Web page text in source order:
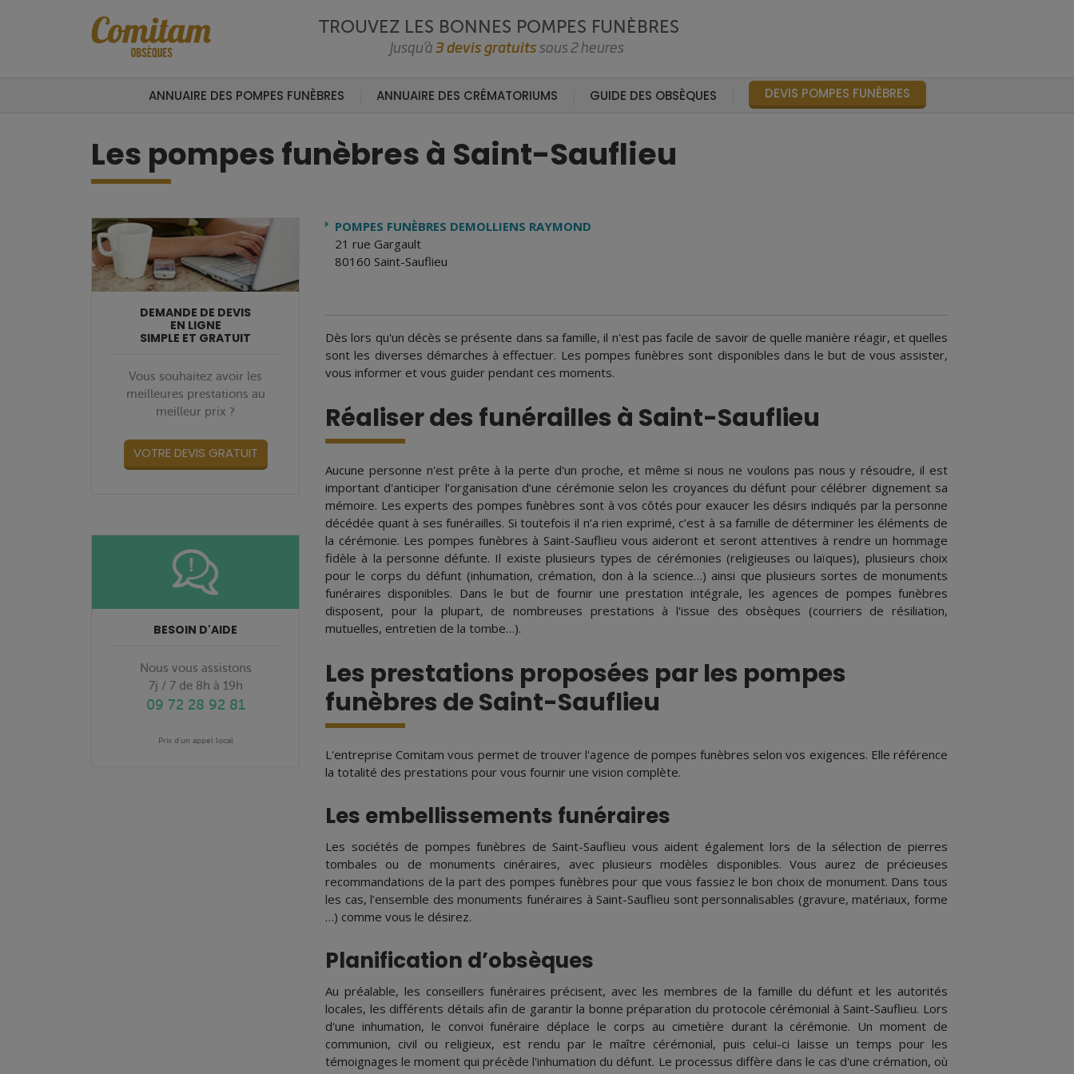
TROUVEZ LES BONNES POMPES FUNÈBRES
Jusqu’à3 devis gratuitssous 2 heures
ANNUAIRE DES POMPES FUNÈBRES ANNUAIRE DES CRÉMATORIUMS GUIDE DES OBSÈQUES DEVIS POMPES FUNÈBRES
Les pompes funèbres à Saint-Sauflieu
Dès lors qu'un décès se présente dans sa famille, il n'est pas facile de savoir de quelle manière réagir, et quelles
sont les diverses démarches à effectuer. Les pompes funèbres sont disponibles dans le but de vous assister,
vous informer et vous guider pendant ces moments.
Réaliser des funérailles à Saint-Sauflieu
Aucune personne n'est prête à la perte d'un proche, et même si nous ne voulons pas nous y résoudre, il est
important d'anticiper l’organisation d’une cérémonie selon les croyances du défunt pour célébrer dignement sa
mémoire. Les experts des pompes funèbres sont à vos côtés pour exaucer les désirs indiqués par la personne
décédée quant à ses funérailles. Si toutefois il n’a rien exprimé, c’est à sa famille de déterminer les éléments de
la cérémonie. Les pompes funèbres à Saint-Sauflieu vous aideront et seront attentives à rendre un hommage
fidèle à la personne défunte. Il existe plusieurs types de cérémonies (religieuses ou laïques), plusieurs choix
pour le corps du défunt (inhumation, crémation, don à la science…) ainsi que plusieurs sortes de monuments
funéraires disponibles. Dans le but de fournir une prestation intégrale, les agences de pompes funèbres
disposent, pour la plupart, de nombreuses prestations à l'issue des obsèques (courriers de résiliation,
mutuelles, entretien de la tombe…).
Les prestations proposées par les pompes
funèbres de Saint-Sauflieu
L'entreprise Comitam vous permet de trouver l'agence de pompes funèbres selon vos exigences. Elle référence
la totalité des prestations pour vous fournir une vision complète.
Les embellissements funéraires
Les sociétés de pompes funèbres de Saint-Sauflieu vous aident également lors de la sélection de pierres
tombales ou de monuments cinéraires, avec plusieurs modèles disponibles. Vous aurez de précieuses
recommandations de la part des pompes funèbres pour que vous fassiez le bon choix de monument. Dans tous
les cas, l’ensemble des monuments funéraires à Saint-Sauflieu sont personnalisables (gravure, matériaux, forme
…) comme vous le désirez.
Planification d’obsèques
Au préalable, les conseillers funéraires précisent, avec les membres de la famille du défunt et les autorités
locales, les différents détails afin de garantir la bonne préparation du protocole cérémonial à Saint-Sauflieu. Lors
d'une inhumation, le convoi funéraire déplace le corps au cimetière durant la cérémonie. Un moment de
communion, civil ou religieux, est rendu par le maître cérémonial, puis celui-ci laisse un temps pour les
témoignages le moment qui précède l'inhumation du défunt. Le processus diffère dans le cas d'une crémation, où
POMPES FUNÈBRES DEMOLLIENS RAYMOND
21 rue Gargault
80160 Saint-Sauflieu
DEMANDE DE DEVIS
EN LIGNE
SIMPLE ET GRATUIT
Vous souhaitez avoir les
meilleures prestations au
meilleur prix ?
VOTRE DEVIS GRATUIT
BESOIN D'AIDE
Nous vous assistons
7j / 7 de 8h à 19h
09 72 28 92 81
Prix d'un appel local